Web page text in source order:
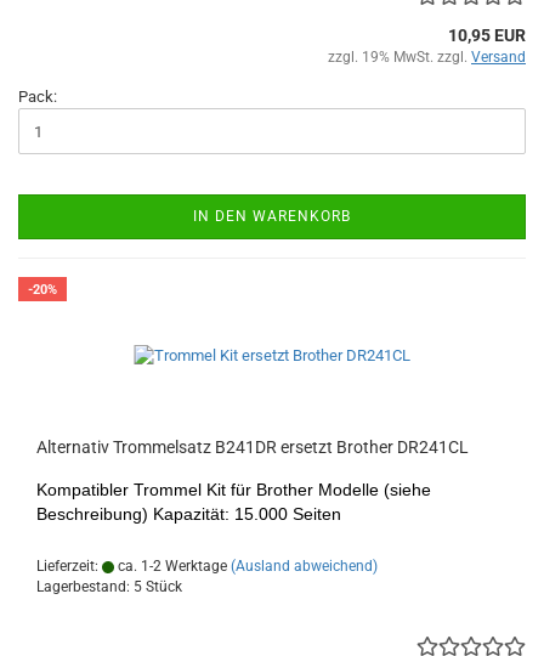
10,95 EUR
zzgl. 19% MwSt. zzgl. Versand
Pack:
IN DEN WARENKORB
-20%
Alternativ Trommelsatz B241DR ersetzt Brother DR241CL
Kompatibler Trommel Kit für Brother Modelle (siehe
Beschreibung) Kapazität: 15.000 Seiten
Lieferzeit: ca. 1-2 Werktage (Ausland abweichend)
Lagerbestand: 5 Stück